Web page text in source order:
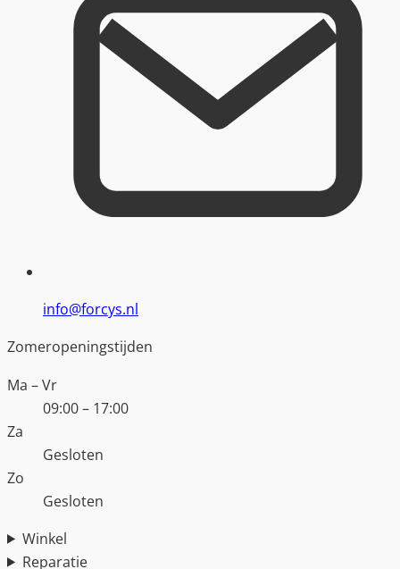
info@forcys.nl
Zomeropeningstijden
Ma – Vr
09:00 – 17:00
Za
Gesloten
Zo
Gesloten
Winkel
Reparatie